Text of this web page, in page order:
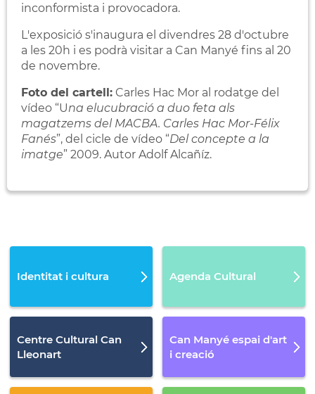
inconformista i provocadora.
L'exposició s'inaugura el divendres 28 d'octubre
a les 20h i es podrà visitar a Can Manyé fins al 20
de novembre.
Foto del cartell: Carles Hac Mor al rodatge del
vídeo “Una elucubració a duo feta als
magatzems del MACBA. Carles Hac Mor-Félix
Fanés”, del cicle de vídeo “Del concepte a la
imatge” 2009. Autor Adolf Alcañíz.
Identitat i cultura Agenda Cultural
Centre Cultural Can
Lleonart
Can Manyé espai d'art
i creació